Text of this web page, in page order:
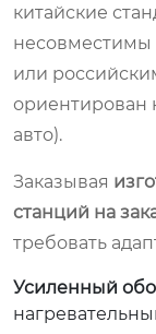
китайские
несовместимы
или
ориентирован
авто).
Заказывая
станций на
требовать
Усиленный